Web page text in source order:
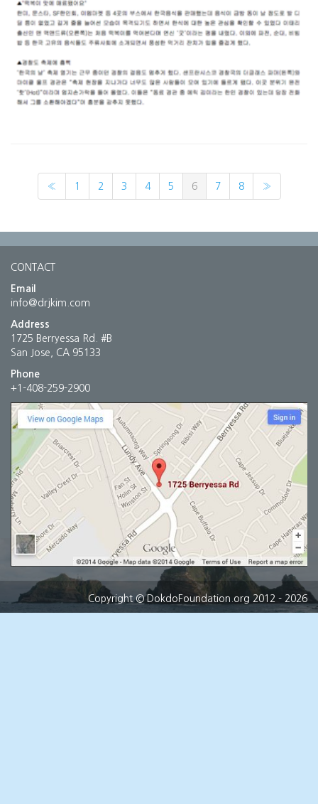
« 1 2 3 4 5 6 7 8 »
CONTACT
Email
info@drjkim.com
Address
1725 Berryessa Rd. #B
San Jose, CA 95133
Phone
+1-408-259-2900
Copyright © DokdoFoundation.org 2012 - 2026